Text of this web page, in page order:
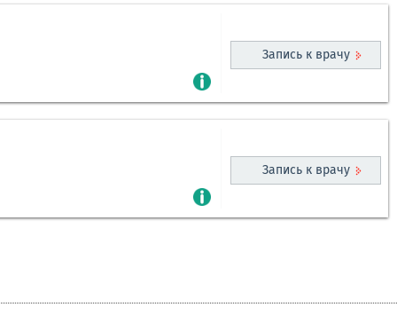
Запись к врачу
Запись к врачу